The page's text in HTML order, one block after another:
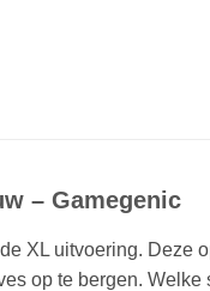
– Gamegenic
XL uitvoering. Deze
op te bergen.